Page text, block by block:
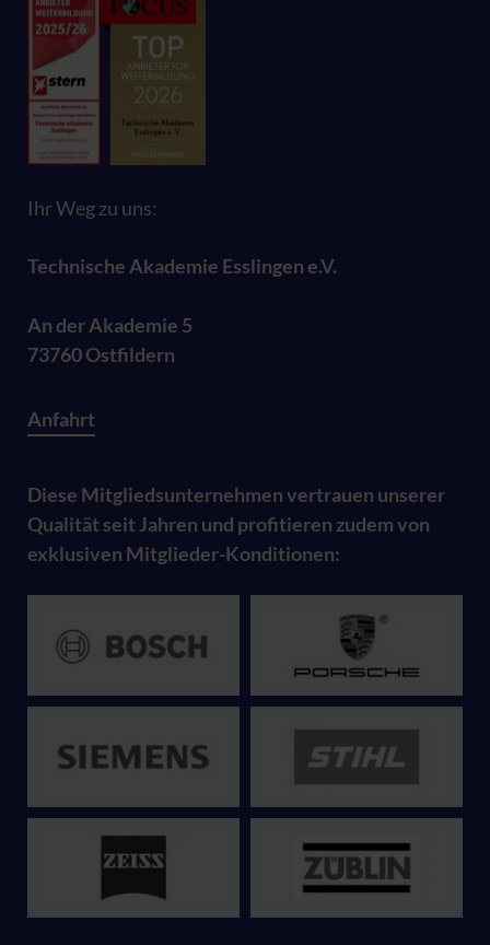
Ihr Weg zu uns:
Technische Akademie Esslingen e.V.
An der Akademie 5
73760 Ostfildern
Anfahrt
Diese Mitgliedsunternehmen vertrauen unserer
Qualität seit Jahren und profitieren zudem von
exklusiven Mitglieder-Konditionen: